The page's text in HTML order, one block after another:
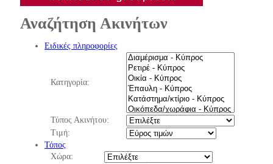
Αναζήτηση Ακινήτων
Ειδικές πληροφορίες
Κατηγορία:
Τύπος Ακινήτου:
Τιμή:
Τόπος
Χώρα: